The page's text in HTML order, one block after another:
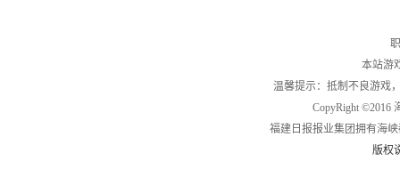
本站游
温馨提示：抵制不良游戏
CopyRight ©2016
福建日报报业集团拥有海
版权